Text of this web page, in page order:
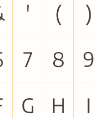
' ( )
7 8 9
G H I